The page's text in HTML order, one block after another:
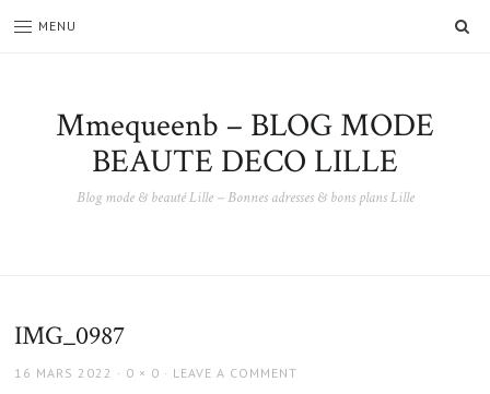
MENU
Mmequeenb – BLOG MODE
BEAUTE DECO LILLE
Blog mode & beauté Lille – Bonnes adresses & bons plans Lille
IMG_0987
POSTED
16 MARS 2022
FULL
0 × 0 LEAVE A COMMENT